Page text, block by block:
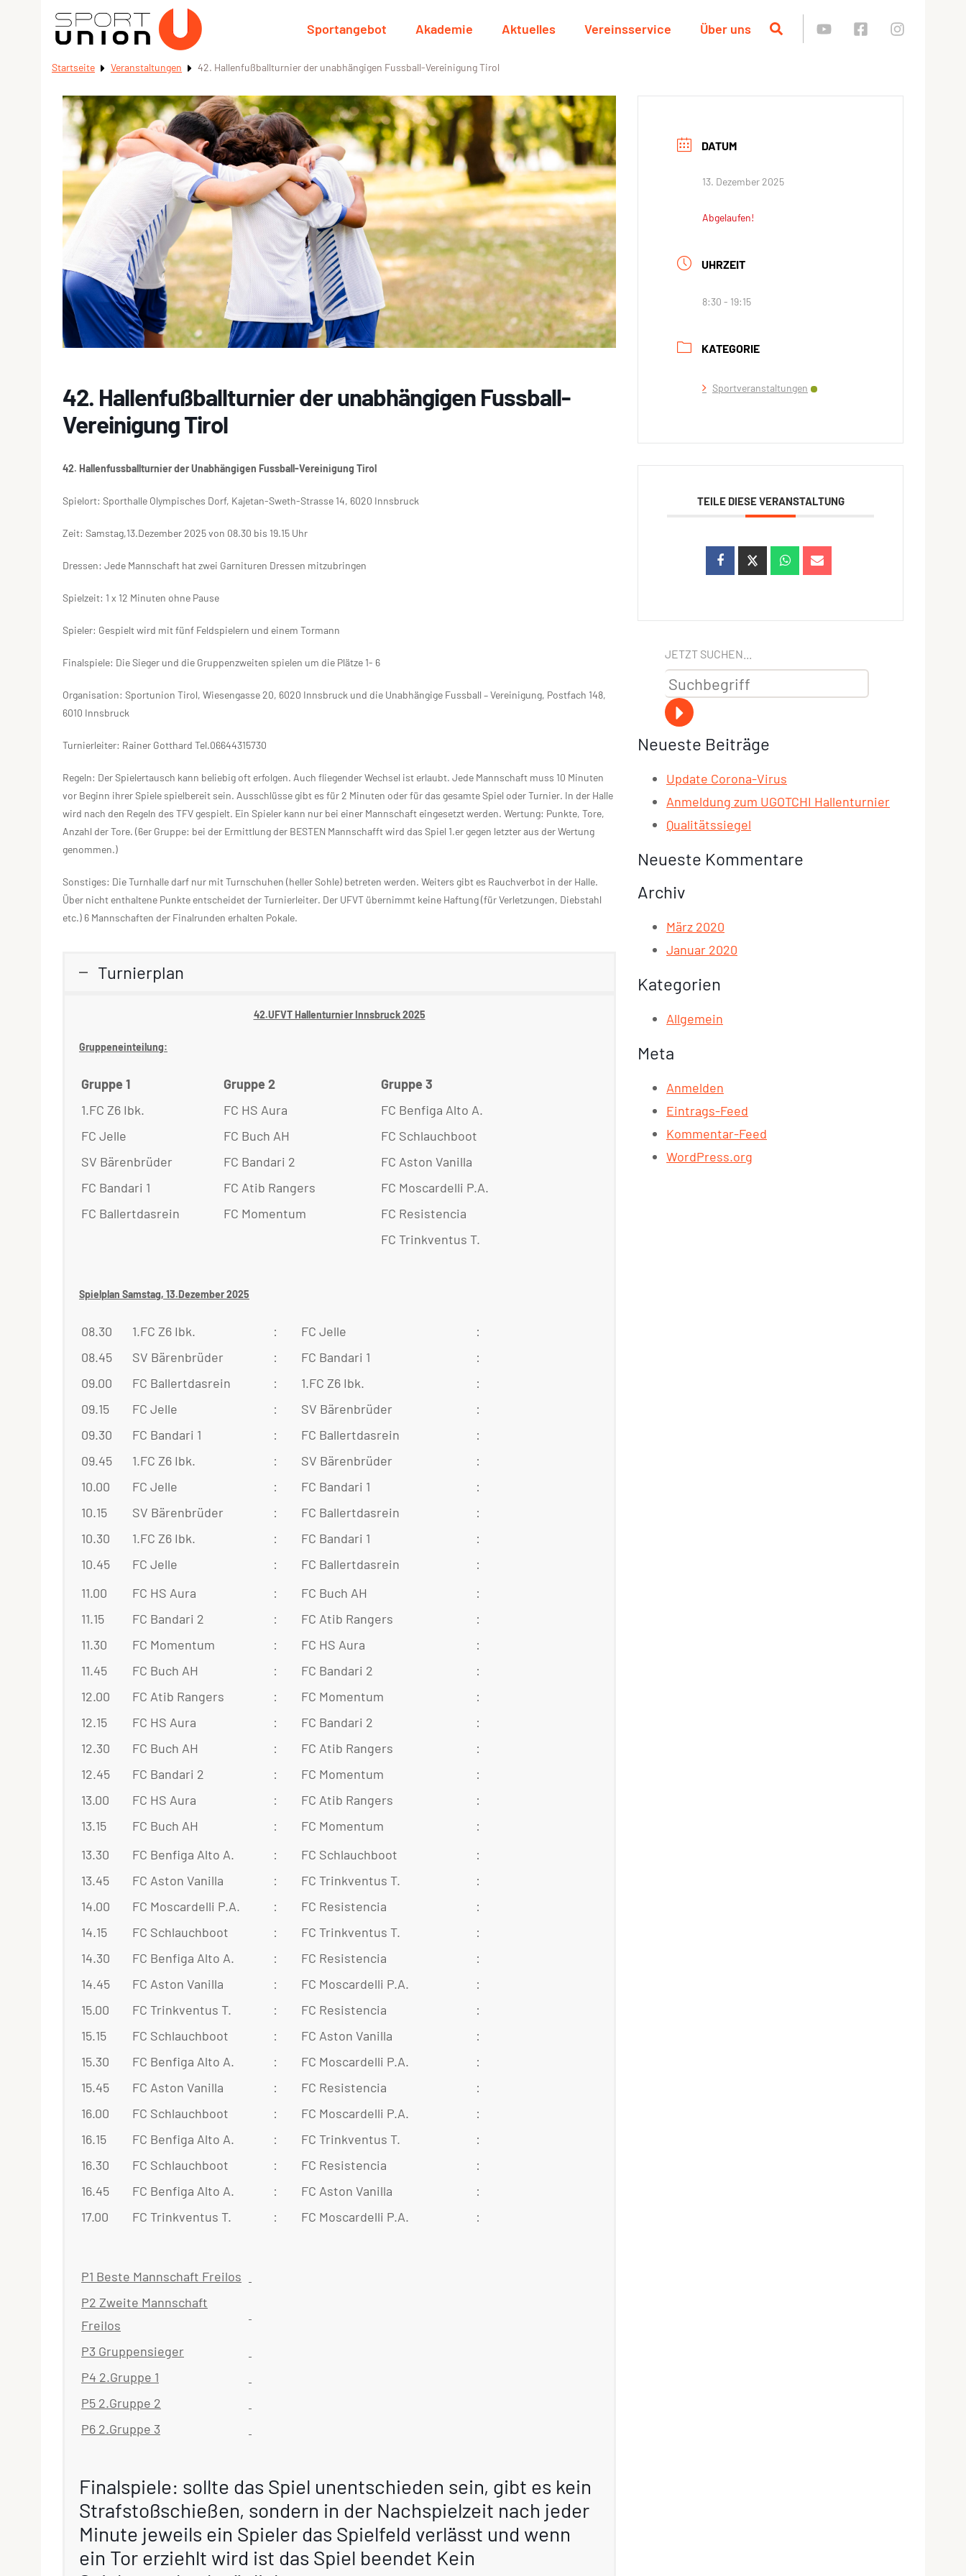
Sportangebot Akademie Aktuelles Vereinsservice Über uns
Startseite Veranstaltungen 42. Hallenfußballturnier der unabhängigen Fussball-Vereinigung Tirol
42. Hallenfußballturnier der unabhängigen Fussball-
Vereinigung Tirol
42. Hallenfussballturnier der Unabhängigen Fussball-Vereinigung Tirol
Spielort: Sporthalle Olympisches Dorf, Kajetan-Sweth-Strasse 14, 6020 Innsbruck
Zeit: Samstag,13.Dezember 2025 von 08.30 bis 19.15 Uhr
Dressen: Jede Mannschaft hat zwei Garnituren Dressen mitzubringen
Spielzeit: 1 x 12 Minuten ohne Pause
Spieler: Gespielt wird mit fünf Feldspielern und einem Tormann
Finalspiele: Die Sieger und die Gruppenzweiten spielen um die Plätze 1- 6
Organisation: Sportunion Tirol, Wiesengasse 20, 6020 Innsbruck und die Unabhängige Fussball – Vereinigung, Postfach 148,
6010 Innsbruck
Turnierleiter: Rainer Gotthard Tel.06644315730
Regeln: Der Spielertausch kann beliebig oft erfolgen. Auch fliegender Wechsel ist erlaubt. Jede Mannschaft muss 10 Minuten
vor Beginn ihrer Spiele spielbereit sein. Ausschlüsse gibt es für 2 Minuten oder für das gesamte Spiel oder Turnier. In der Halle
wird nach den Regeln des TFV gespielt. Ein Spieler kann nur bei einer Mannschaft eingesetzt werden. Wertung: Punkte, Tore,
Anzahl der Tore. (6er Gruppe: bei der Ermittlung der BESTEN Mannschafft wird das Spiel 1.er gegen letzter aus der Wertung
genommen.)
Sonstiges: Die Turnhalle darf nur mit Turnschuhen (heller Sohle) betreten werden. Weiters gibt es Rauchverbot in der Halle.
Über nicht enthaltene Punkte entscheidet der Turnierleiter. Der UFVT übernimmt keine Haftung (für Verletzungen, Diebstahl
etc.) 6 Mannschaften der Finalrunden erhalten Pokale.
Turnierplan
42.UFVT Hallenturnier Innsbruck 2025
Gruppeneinteilung:
Gruppe 1 Gruppe 2
Gruppe 3
1.FC Z6 Ibk.
FC HS Aura
FC Benfiga Alto A.
FC Jelle
FC Buch AH
FC Schlauchboot
SV Bärenbrüder
FC Bandari 2
FC Aston Vanilla
FC Bandari 1
FC Atib Rangers
FC Moscardelli P.A.
FC Ballertdasrein
FC Momentum
FC Resistencia
FC Trinkventus T.
Spielplan Samstag, 13.Dezember 2025
08.30 1.FC Z6 Ibk. : FC Jelle
:
08.45
SV Bärenbrüder : FC Bandari 1
:
09.00
FC Ballertdasrein : 1.FC Z6 Ibk.
:
09.15
FC Jelle : SV Bärenbrüder
:
09.30
FC Bandari 1 : FC Ballertdasrein
:
09.45
1.FC Z6 Ibk. : SV Bärenbrüder
:
10.00
FC Jelle : FC Bandari 1
:
10.15
SV Bärenbrüder : FC Ballertdasrein
:
10.30
1.FC Z6 Ibk. : FC Bandari 1
:
10.45
FC Jelle : FC Ballertdasrein
:
11.00
FC HS Aura : FC Buch AH
:
11.15
FC Bandari 2 : FC Atib Rangers
:
11.30
FC Momentum : FC HS Aura
:
11.45
FC Buch AH : FC Bandari 2
:
12.00
FC Atib Rangers : FC Momentum
:
12.15
FC HS Aura : FC Bandari 2
:
12.30
FC Buch AH : FC Atib Rangers
:
12.45
FC Bandari 2 : FC Momentum
:
13.00
FC HS Aura : FC Atib Rangers
:
13.15
FC Buch AH : FC Momentum
:
13.30
FC Benfiga Alto A. : FC Schlauchboot
:
13.45
FC Aston Vanilla : FC Trinkventus T.
:
14.00
FC Moscardelli P.A. : FC Resistencia
:
14.15
FC Schlauchboot : FC Trinkventus T.
:
14.30
FC Benfiga Alto A. : FC Resistencia
:
14.45
FC Aston Vanilla : FC Moscardelli P.A.
:
15.00
FC Trinkventus T. : FC Resistencia
:
15.15
FC Schlauchboot : FC Aston Vanilla
:
15.30
FC Benfiga Alto A. : FC Moscardelli P.A.
:
15.45
FC Aston Vanilla : FC Resistencia
:
16.00
FC Schlauchboot : FC Moscardelli P.A.
:
16.15
FC Benfiga Alto A. : FC Trinkventus T.
:
16.30
FC Schlauchboot : FC Resistencia
:
16.45
FC Benfiga Alto A. : FC Aston Vanilla
:
17.00
FC Trinkventus T. : FC Moscardelli P.A. :
P1 Beste Mannschaft Freilos
P2 Zweite Mannschaft
Freilos
P3 Gruppensieger
P4 2.Gruppe 1
P5 2.Gruppe 2
P6 2.Gruppe 3
Finalspiele: sollte das Spiel unentschieden sein, gibt es kein
Strafstoßschießen, sondern in der Nachspielzeit nach jeder
Minute jeweils ein Spieler das Spielfeld verlässt und wenn
ein Tor erziehlt wird ist das Spiel beendet Kein
DATUM
13. Dezember 2025
Abgelaufen!
UHRZEIT
8:30 - 19:15
KATEGORIE
Sportveranstaltungen
TEILE DIESE VERANSTALTUNG
JETZT SUCHEN...
Neueste Beiträge
Update Corona-Virus
Anmeldung zum UGOTCHI Hallenturnier
Qualitätssiegel
Neueste Kommentare
Archiv
März 2020
Januar 2020
Kategorien
Allgemein
Meta
Anmelden
Eintrags-Feed
Kommentar-Feed
WordPress.org